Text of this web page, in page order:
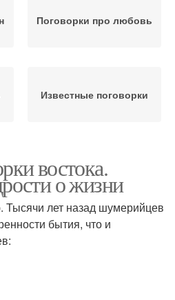
Поговорки про любовь
Известные поговорки
востока.
о жизни
лет назад шумерийцев
бытия, что и